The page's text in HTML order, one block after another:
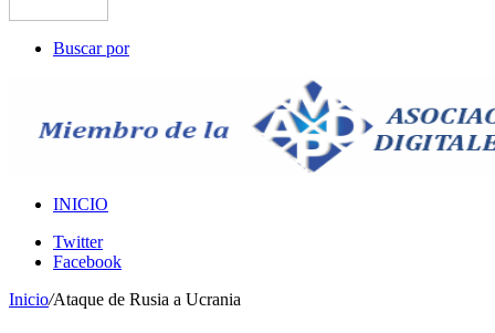
Buscar por
INICIO
Twitter
Facebook
Inicio/Ataque de Rusia a Ucrania